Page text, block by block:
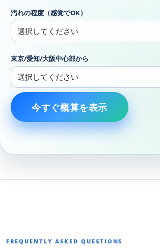
汚れの程度（感覚でOK）
東京/愛知/大阪中心部から
今すぐ概算を表示
FREQUENTLY ASKED QUESTIONS